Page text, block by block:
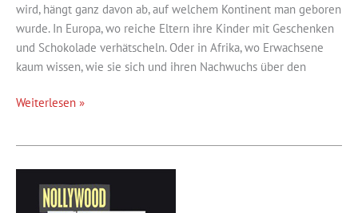
wird, hängt ganz davon ab, auf welchem Kontinent man geboren
wurde. In Europa, wo reiche Eltern ihre Kinder mit Geschenken
und Schokolade verhätscheln. Oder in Afrika, wo Erwachsene
kaum wissen, wie sie sich und ihren Nachwuchs über den
Das
Weiterlesen »